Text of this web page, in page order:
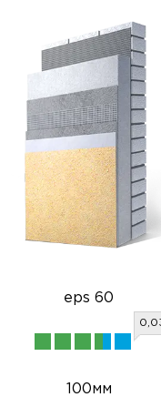
eps 60
100мм